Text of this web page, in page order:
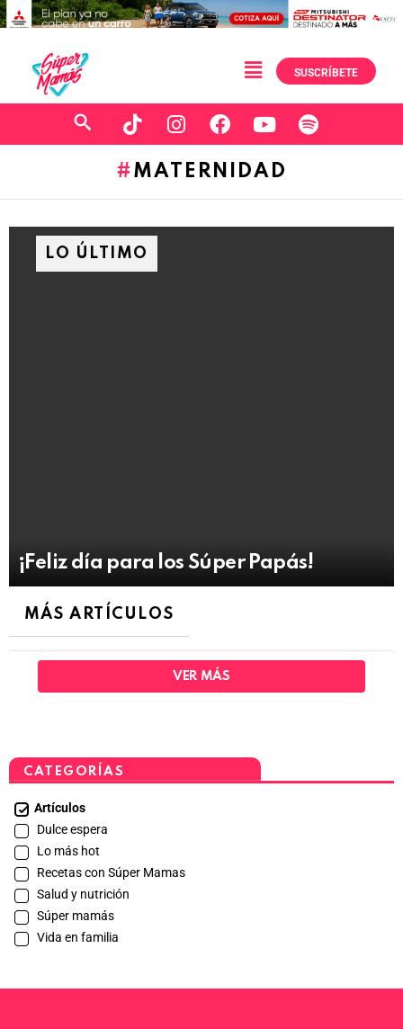
SUSCRÍBETE
MATERNIDAD
LO ÚLTIMO
¡Feliz día para los Súper Papás!
MÁS ARTÍCULOS
VER MÁS
CATEGORÍAS
Artículos
Dulce espera
Lo más hot
Recetas con Súper Mamas
Salud y nutrición
Súper mamás
Vida en familia